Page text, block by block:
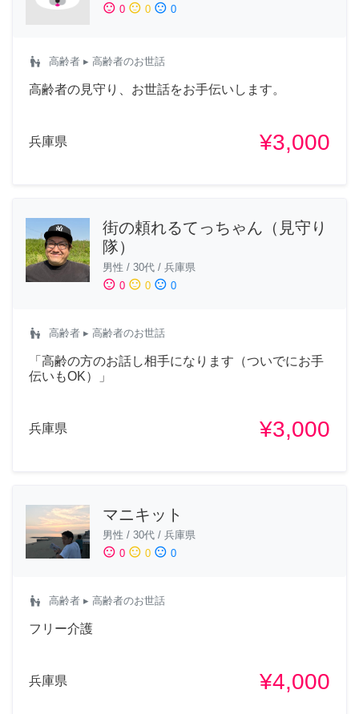
sentiment_satisfied 0 sentiment_neutral 0 sentiment_dissatisfied 0
escalator_warning 高齢者 ▸ 高齢者のお世話
高齢者の見守り、お世話をお手伝いします。
兵庫県 ¥3,000
街の頼れるてっちゃん（見守り
隊）
男性 / 30代 / 兵庫県
sentiment_satisfied 0 sentiment_neutral 0 sentiment_dissatisfied 0
escalator_warning 高齢者 ▸ 高齢者のお世話
「高齢の方のお話し相手になります（ついでにお手
伝いもOK）」
兵庫県 ¥3,000
マニキット
男性 / 30代 / 兵庫県
sentiment_satisfied 0 sentiment_neutral 0 sentiment_dissatisfied 0
escalator_warning 高齢者 ▸ 高齢者のお世話
フリー介護
兵庫県 ¥4,000